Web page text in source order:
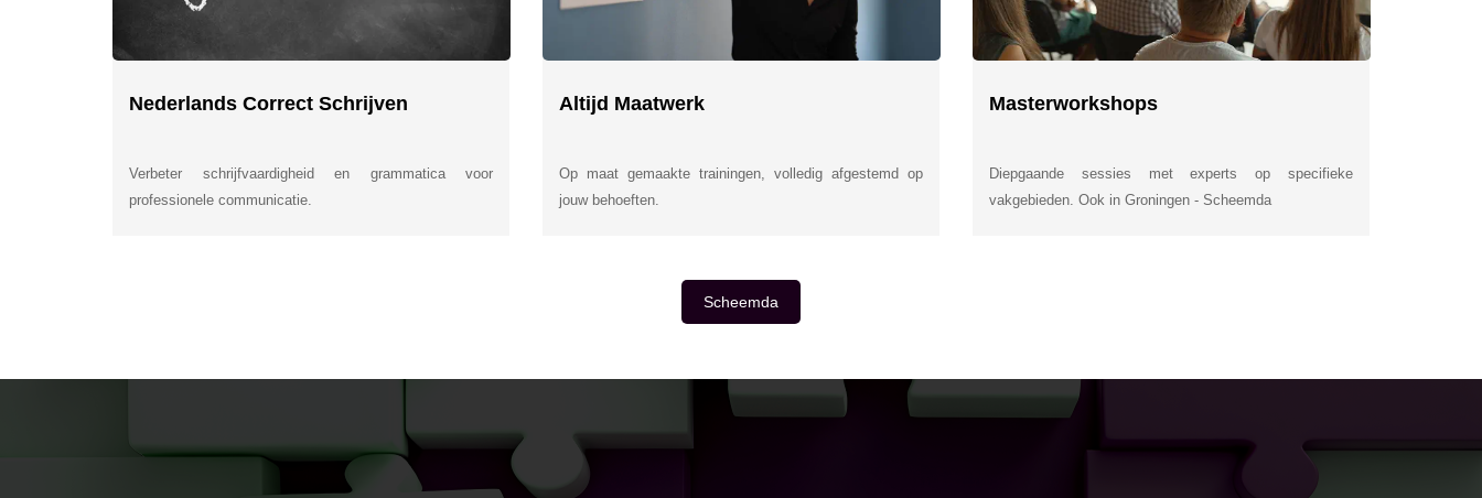
Nederlands Correct Schrijven
Verbeter schrijfvaardigheid en grammatica voor
professionele communicatie.
Altijd Maatwerk
Op maat gemaakte trainingen, volledig afgestemd op
jouw behoeften.
Masterworkshops
Diepgaande sessies met experts op specifieke
vakgebieden. Ook in Groningen - Scheemda
Scheemda